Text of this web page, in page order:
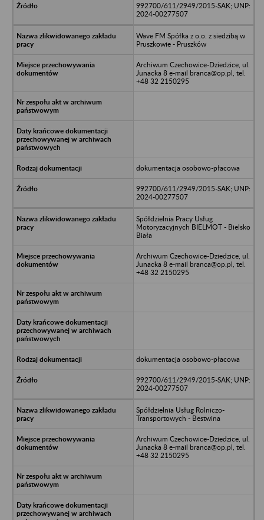
992700/611/2949/2015-SAK; UNP:
2024-00277507
Wave FM Spółka z o.o. z siedzibą w
Pruszkowie - Pruszków
Archiwum Czechowice-Dziedzice, ul.
Junacka 8 e-mail branca@op.pl, tel.
+48 32 2150295
dokumentacja osobowo-płacowa
992700/611/2949/2015-SAK; UNP:
2024-00277507
Spółdzielnia Pracy Usług
Motoryzacyjnych BIELMOT - Bielsko
Biała
Archiwum Czechowice-Dziedzice, ul.
Junacka 8 e-mail branca@op.pl, tel.
+48 32 2150295
dokumentacja osobowo-płacowa
992700/611/2949/2015-SAK; UNP:
2024-00277507
Spółdzielnia Usług Rolniczo-
Transportowych - Bestwina
Archiwum Czechowice-Dziedzice, ul.
Junacka 8 e-mail branca@op.pl, tel.
+48 32 2150295